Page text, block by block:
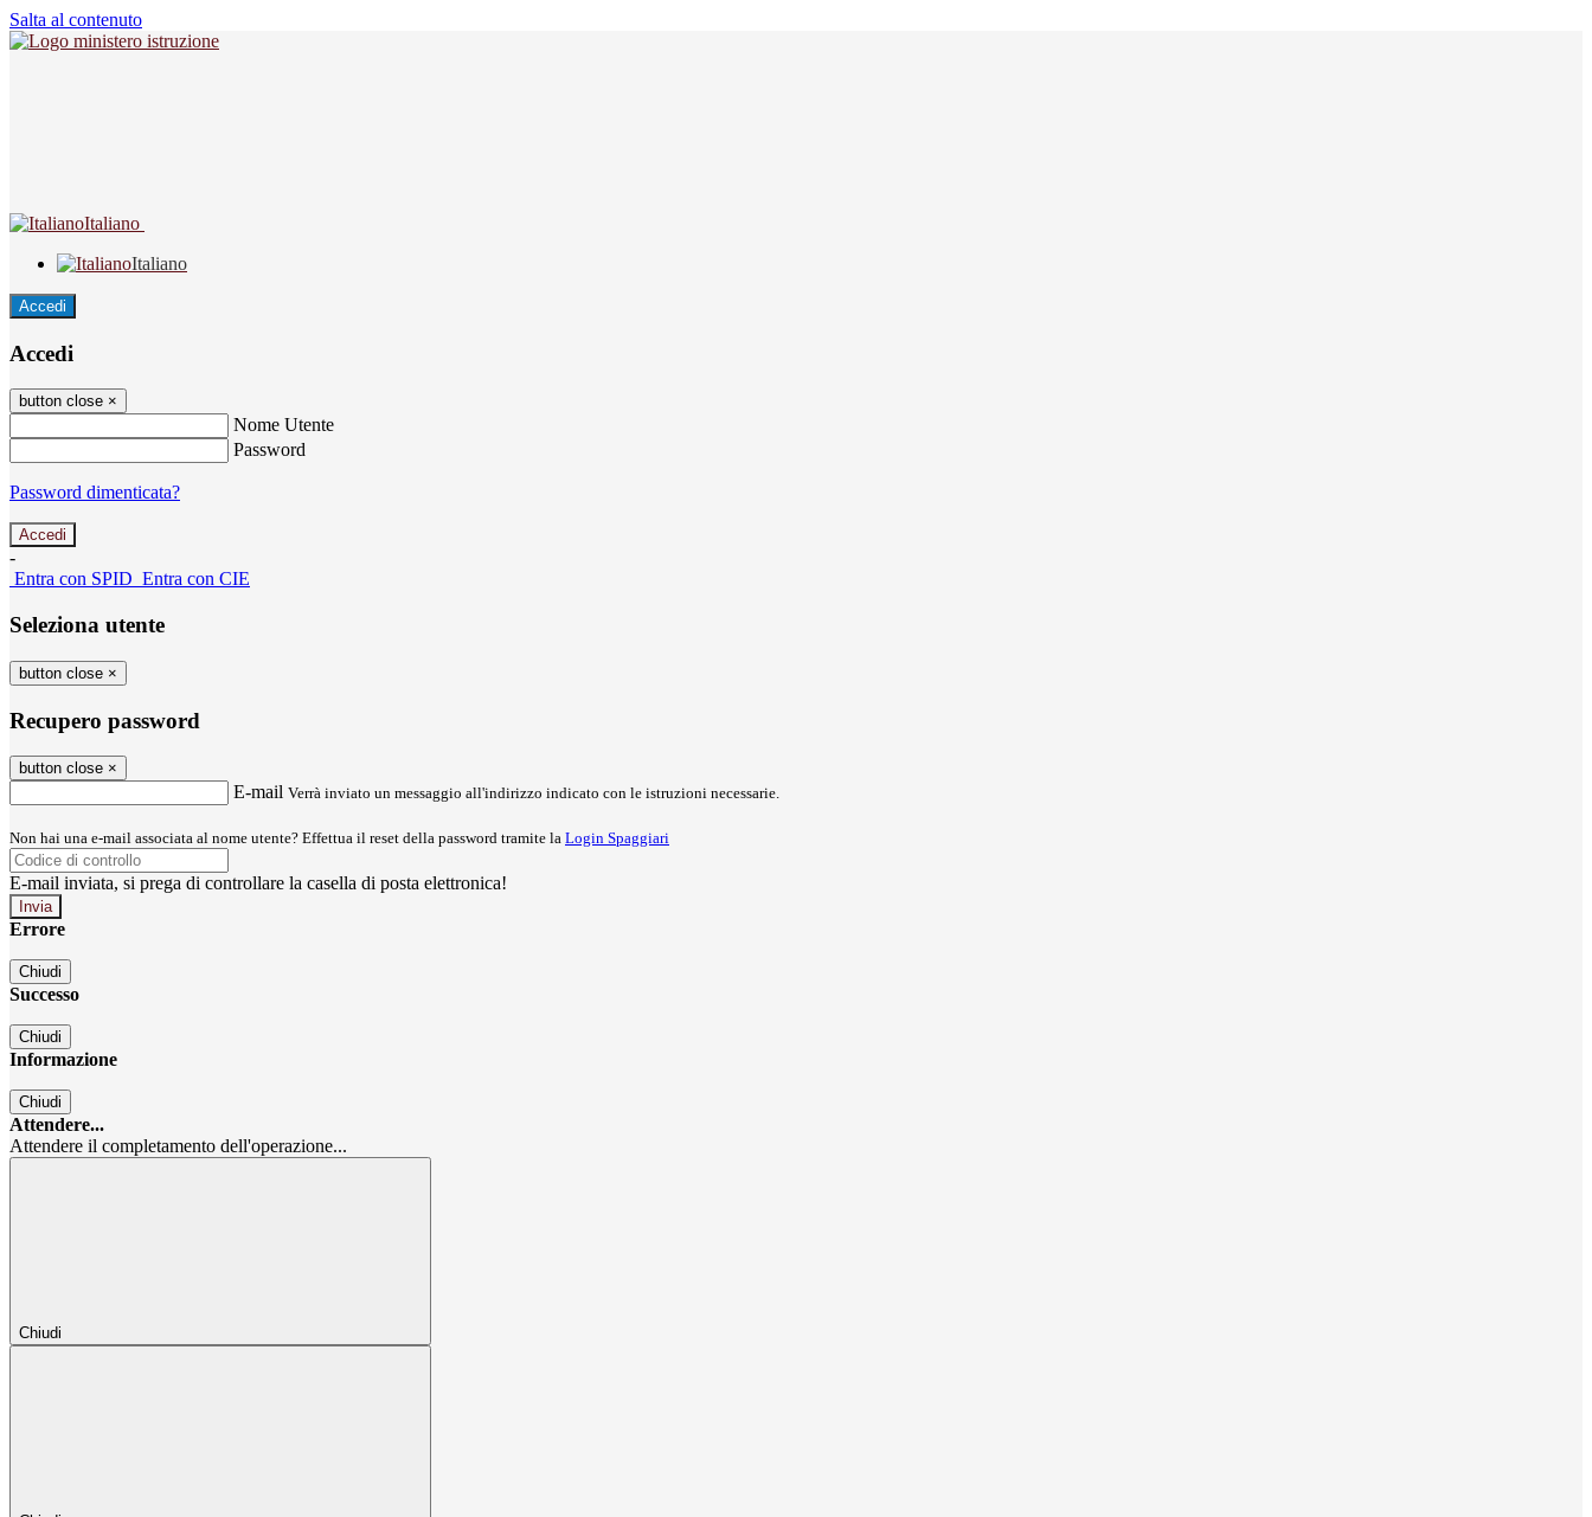
Salta al contenuto
Italiano
Italiano
Accedi
Accedi
button close ×
Nome Utente
Password
Password dimenticata?
-
Entra con SPID Entra con CIE
Seleziona utente
button close ×
Recupero password
button close ×
E-mail Verrà inviato un messaggio all'indirizzo indicato con le istruzioni necessarie.
Non hai una e-mail associata al nome utente? Effettua il reset della password tramite la Login Spaggiari
E-mail inviata, si prega di controllare la casella di posta elettronica!
Errore
Chiudi
Successo
Chiudi
Informazione
Chiudi
Attendere...
Attendere il completamento dell'operazione...
Chiudi